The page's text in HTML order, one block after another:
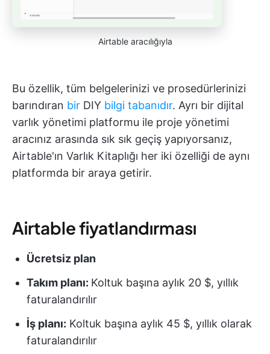
Airtable aracılığıyla
Bu özellik, tüm belgelerinizi ve prosedürlerinizi
barındıran bir DIY bilgi tabanıdır. Ayrı bir dijital
varlık yönetimi platformu ile proje yönetimi
aracınız arasında sık sık geçiş yapıyorsanız,
Airtable'ın Varlık Kitaplığı her iki özelliği de aynı
platformda bir araya getirir.
Airtable fiyatlandırması
Ücretsiz plan
Takım planı: Koltuk başına aylık 20 $, yıllık
faturalandırılır
İş planı: Koltuk başına aylık 45 $, yıllık olarak
faturalandırılır